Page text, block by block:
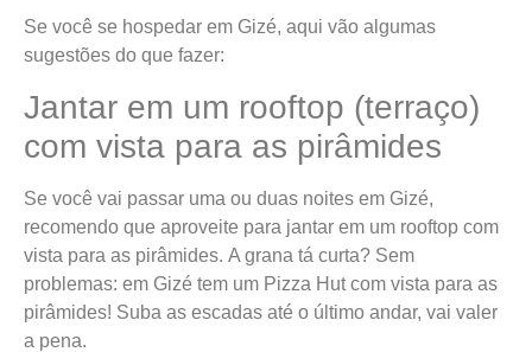
Se você se hospedar em Gizé, aqui vão algumas
sugestões do que fazer:
Jantar em um rooftop (terraço)
com vista para as pirâmides
Se você vai passar uma ou duas noites em Gizé,
recomendo que aproveite para jantar em um rooftop com
vista para as pirâmides. A grana tá curta? Sem
problemas: em Gizé tem um Pizza Hut com vista para as
pirâmides! Suba as escadas até o último andar, vai valer
a pena.